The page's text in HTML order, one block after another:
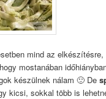
mind az elkészítésre,
mostanában
készülnek nálam 🙂 De
kicsi, sokkal több is